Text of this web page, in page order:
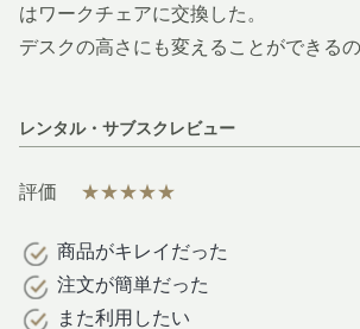
はワークチェアに交換した。
デスクの高さにも変えることができる
レンタル・サブスクレビュー
評価 ★★★★★
商品がキレイだった
注文が簡単だった
また利用したい